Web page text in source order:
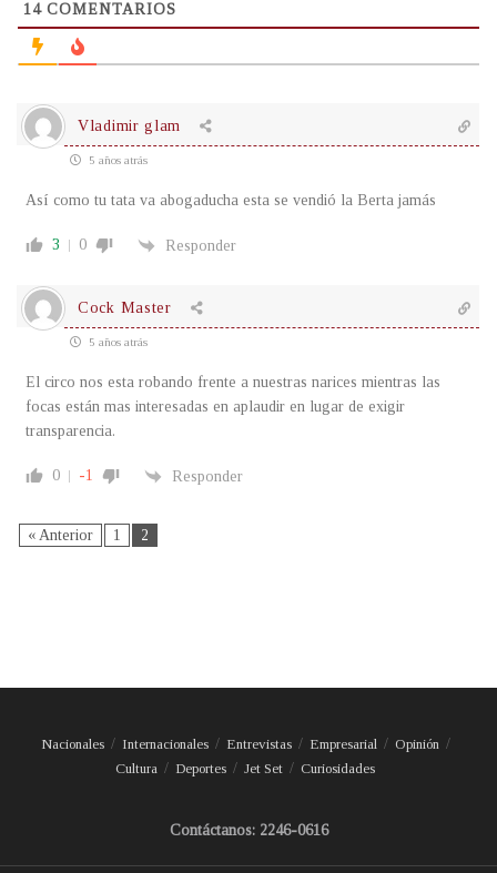
14COMENTARIOS
Vladimir glam
5 años atrás
Así como tu tata va abogaducha esta se vendió la Berta jamás
3 0 Responder
Cock Master
5 años atrás
El circo nos esta robando frente a nuestras narices mientras las
focas están mas interesadas en aplaudir en lugar de exigir
transparencia.
0 -1 Responder
« Anterior 1 2
Nacionales Internacionales Entrevistas Empresarial
Opinión
Cultura
Deportes Jet Set Curiosidades
Contáctanos: 2246-0616